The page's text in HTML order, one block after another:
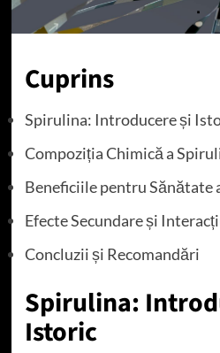
Cuprins
Spirulina: Introducere și
Compoziția Chimică a
Beneficiile pentru Sănătate
Efecte Secundare și
Concluzii și Recomandări
Spirulina:
Istoric